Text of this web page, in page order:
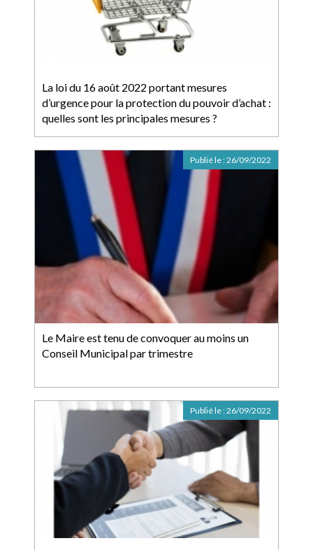
La loi du 16 août 2022 portant mesures
d’urgence pour la protection du pouvoir d’achat :
quelles sont les principales mesures ?
Le Maire est tenu de convoquer au moins un
Conseil Municipal par trimestre
Publié le :26/09/2022
Publié le :26/09/2022